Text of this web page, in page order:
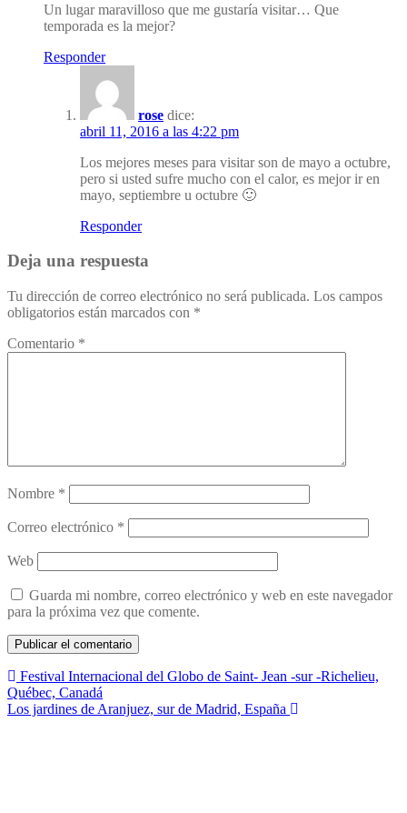
Un lugar maravilloso que me gustaría visitar… Que
temporada es la mejor?
Responder
rose dice:
abril 11, 2016 a las 4:22 pm
Los mejores meses para visitar son de mayo a octubre,
pero si usted sufre mucho con el calor, es mejor ir en
mayo, septiembre u octubre 🙂
Responder
Deja una respuesta
Tu dirección de correo electrónico no será publicada. Los campos
obligatorios están marcados con *
Comentario *
Nombre *
Correo electrónico *
Web
Guarda mi nombre, correo electrónico y web en este navegador
para la próxima vez que comente.
Navegación
de
Festival Internacional del Globo de Saint- Jean -sur -Richelieu,
Québec, Canadá
Los jardines de Aranjuez, sur de Madrid, España